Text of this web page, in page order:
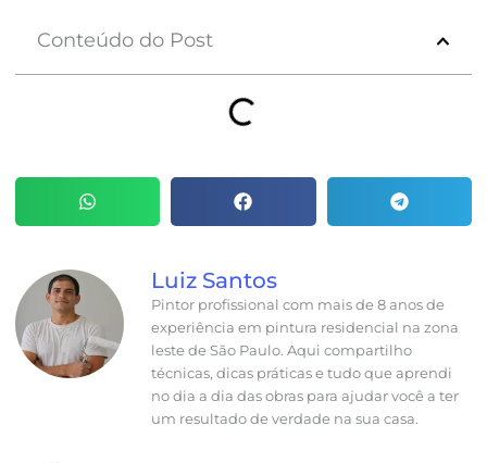
Conteúdo do Post
Luiz Santos
Pintor profissional com mais de 8 anos de
experiência em pintura residencial na zona
leste de São Paulo. Aqui compartilho
técnicas, dicas práticas e tudo que aprendi
no dia a dia das obras para ajudar você a ter
um resultado de verdade na sua casa.